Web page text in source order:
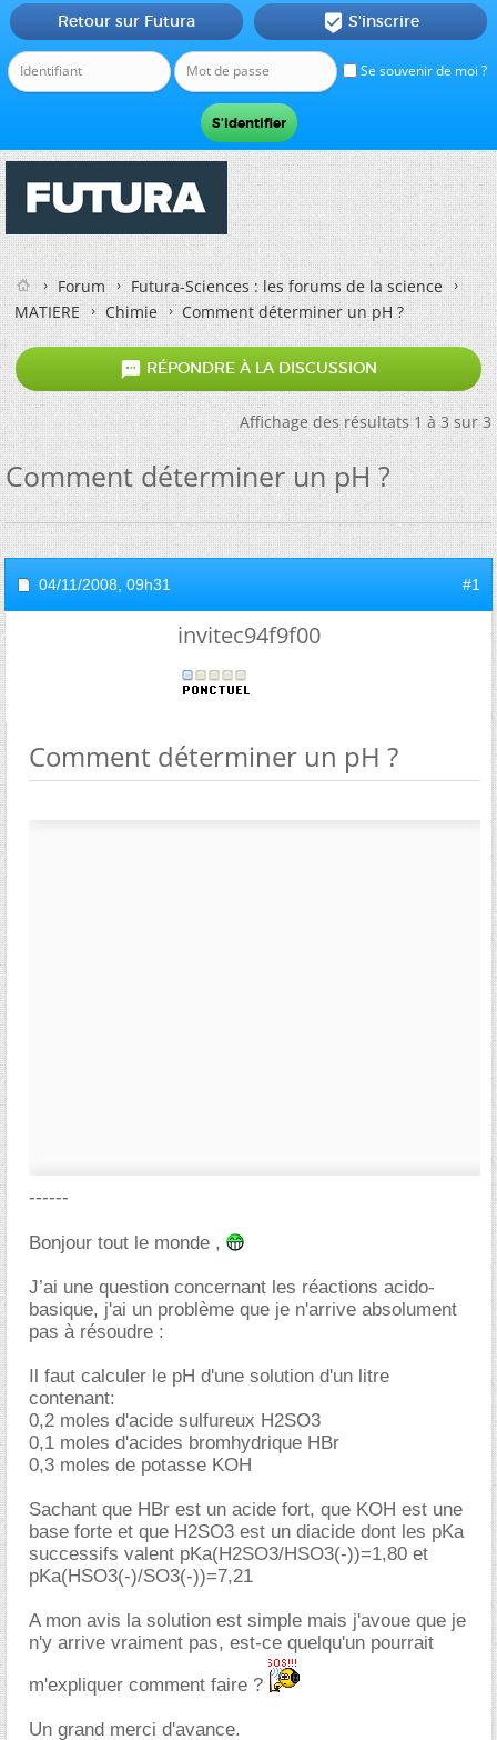
Se souvenir de moi ?
Retour sur Futura  S'inscrire
Forum
Futura-Sciences : les forums de la science
MATIERE
Chimie Comment déterminer un pH ?
 RÉPONDRE À LA DISCUSSION
Affichage des résultats 1 à 3 sur 3
Comment déterminer un pH ?
04/11/2008, 09h31 #1
invitec94f9f00
Comment déterminer un pH ?
------
Bonjour tout le monde ,
J’ai une question concernant les réactions acido-
basique, j'ai un problème que je n'arrive absolument
pas à résoudre :
Il faut calculer le pH d'une solution d'un litre
contenant:
0,2 moles d'acide sulfureux H2SO3
0,1 moles d'acides bromhydrique HBr
0,3 moles de potasse KOH
Sachant que HBr est un acide fort, que KOH est une
base forte et que H2SO3 est un diacide dont les pKa
successifs valent pKa(H2SO3/HSO3(-))=1,80 et
pKa(HSO3(-)/SO3(-))=7,21
A mon avis la solution est simple mais j'avoue que je
n'y arrive vraiment pas, est-ce quelqu'un pourrait
m'expliquer comment faire ?
Un grand merci d'avance.